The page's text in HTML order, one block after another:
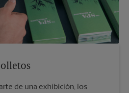
de una exhibición, los